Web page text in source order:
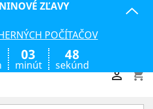
shopping_cart

ZĽAVY
POČÍTAČOV
03
minút
46
sekúnd